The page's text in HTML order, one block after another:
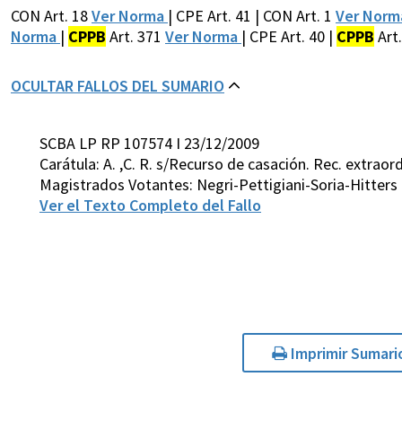
CON Art. 18Ver Norma | CPE Art. 41 | CON Art. 1 Ver
Norma | CPPB Art. 371 Ver Norma | CPE Art. 40 | CPPB
OCULTAR FALLOS DEL SUMARIO
SCBA LP RP 107574 I 23/12/2009
Carátula: A. ,C. R. s/Recurso de casación. Rec.
Magistrados Votantes: Negri-Pettigiani-Soria-Hitters
Ver el Texto Completo del Fallo
Imprimir